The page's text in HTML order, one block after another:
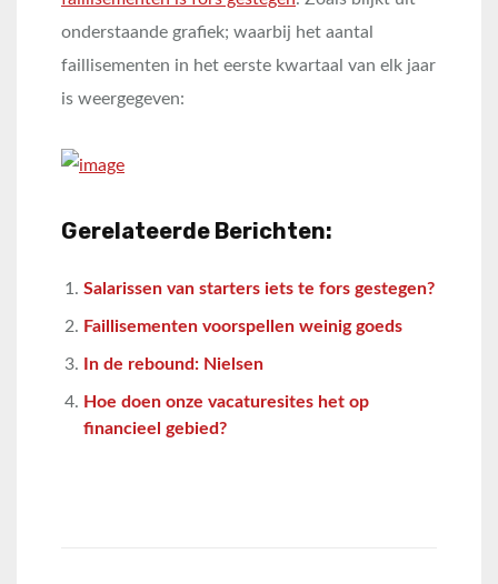
onderstaande grafiek; waarbij het aantal
faillisementen in het eerste kwartaal van elk jaar
is weergegeven:
Gerelateerde Berichten:
Salarissen van starters iets te fors gestegen?
Faillisementen voorspellen weinig goeds
In de rebound: Nielsen
Hoe doen onze vacaturesites het op
financieel gebied?